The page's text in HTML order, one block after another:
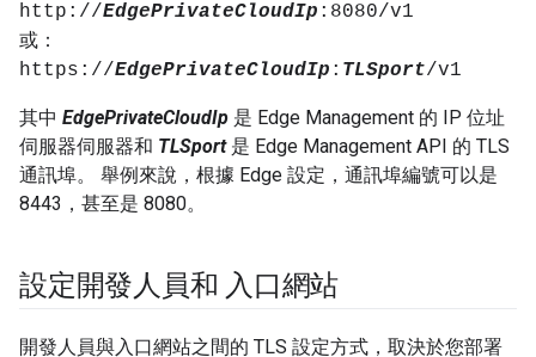
http://EdgePrivateCloudIp :8080/v1
或：
https://EdgePrivateCloudIp : TLSport/v1
其中 EdgePrivateCloudIp 是 Edge Management 的 IP 位址
伺服器伺服器和 TLSport是 Edge Management API 的 TLS
通訊埠。 舉例來說，根據 Edge 設定，通訊埠編號可以是
8443，甚至是 8080。
設定開發人員和 入口網站
開發人員與入口網站之間的 TLS 設定方式，取決於您部署